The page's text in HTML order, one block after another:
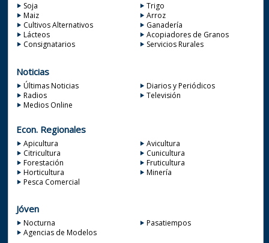
Soja
Trigo
Maiz
Arroz
Cultivos Alternativos
Ganadería
Lácteos
Acopiadores de Granos
Consignatarios
Servicios Rurales
Noticias
Últimas Noticias
Diarios y Periódicos
Radios
Televisión
Medios Online
Econ. Regionales
Apicultura
Avicultura
Citricultura
Cunicultura
Forestación
Fruticultura
Horticultura
Minería
Pesca Comercial
Jóven
Nocturna
Pasatiempos
Agencias de Modelos